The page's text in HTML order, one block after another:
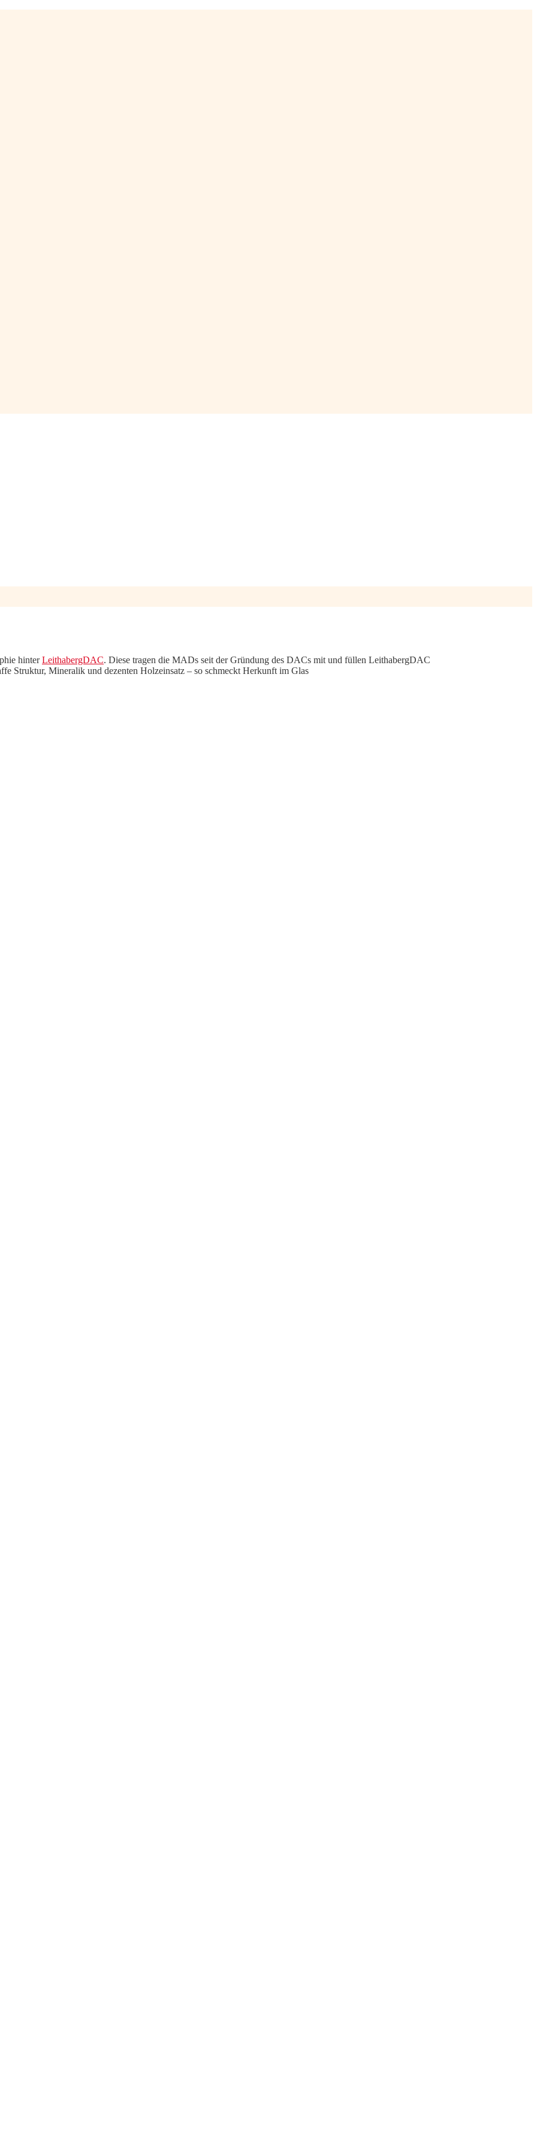
hinterLeithabergDAC. Diese tragen die MADs seit der Gründung des DACs mit und füllen LeithabergDAC
Struktur, Mineralik und dezenten Holzeinsatz – so schmeckt Herkunft im Glas